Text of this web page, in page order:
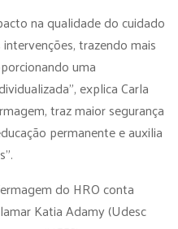
na qualidade do cuidado
trazendo mais
uma
explica Carla
traz maior segurança
permanente e auxilia
do HRO conta
Katia Adamy (Udesc